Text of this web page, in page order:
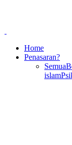
Home
Penasaran?
Semua
islam